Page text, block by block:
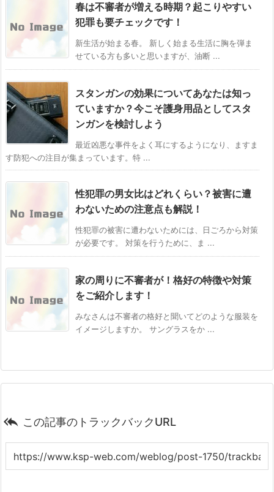
春は不審者が増える時期？起こりやすい
犯罪も要チェックです！
新生活が始まる春。 新しく始まる生活に胸を弾ま
せている方も多いと思いますが、油断 ...
スタンガンの効果についてあなたは知っ
ていますか？今こそ護身用品としてスタ
ンガンを検討しよう
最近凶悪な事件をよく耳にするようになり、ますま
す防犯への注目が集まっています。特 ...
性犯罪の男女比はどれくらい？被害に遭
わないための注意点も解説！
性犯罪の被害に遭わないためには、日ごろから対策
が必要です。 対策を行うために、ま ...
家の周りに不審者が！格好の特徴や対策
をご紹介します！
みなさんは不審者の格好と聞いてどのような服装を
イメージしますか。 サングラスをか ...
 この記事のトラックバックURL